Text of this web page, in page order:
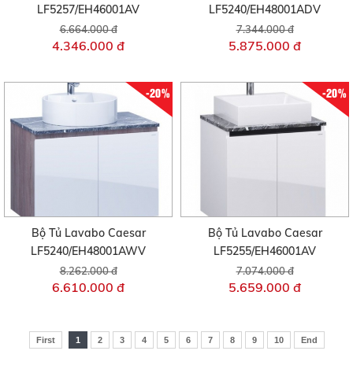
LF5257/EH46001AV
6.664.000 đ
4.346.000 đ
LF5240/EH48001ADV
7.344.000 đ
5.875.000 đ
-20%
Bộ Tủ Lavabo Caesar
LF5240/EH48001AWV
8.262.000 đ
6.610.000 đ
-20%
Bộ Tủ Lavabo Caesar
LF5255/EH46001AV
7.074.000 đ
5.659.000 đ
First 1 2 3 4 5 6 7 8 9 10 End